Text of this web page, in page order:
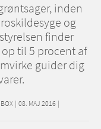
inden
og
finder
til 5 procent af
guider dig
| 08. MAJ 2016 |